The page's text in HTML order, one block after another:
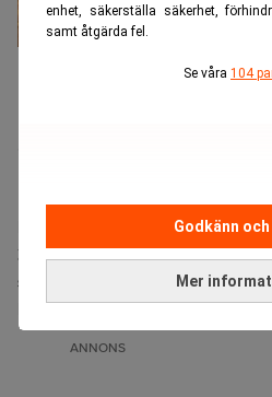
enhet, säkerställa säkerhet,
samt åtgärda fel.
Se våra 104
Mer
Godkänn
Elen har under sommaren varit
De sammantagna elpriserna
högsta någonsin – bara
2022 var elen dyrare. I juni
spotpriserna på el mellan 150
högre, jämfört med samma
ANNONS